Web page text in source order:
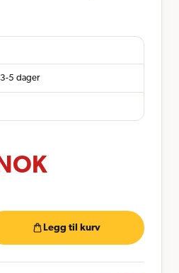
3-5 dager
Legg til kurv